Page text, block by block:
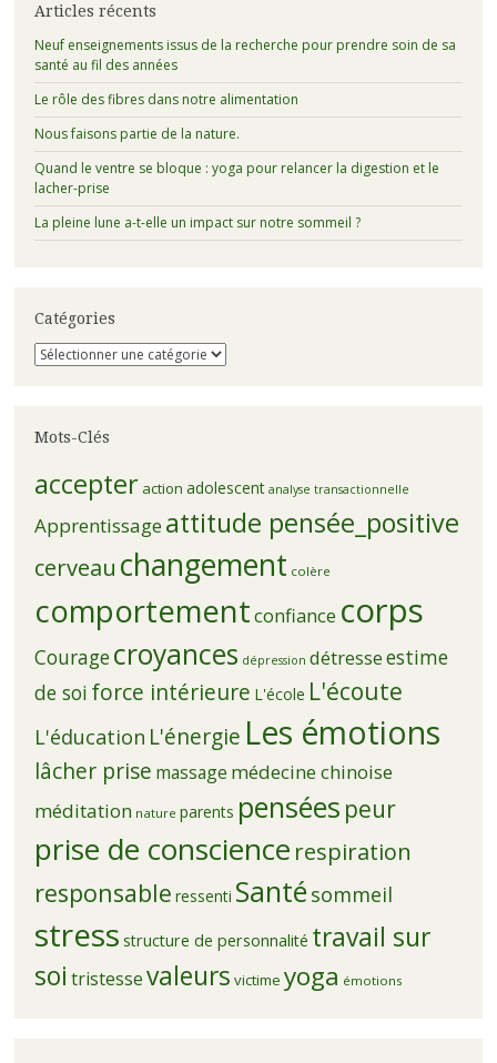
Articles récents
Neuf enseignements issus de la recherche pour prendre soin de sa
santé au fil des années
Le rôle des fibres dans notre alimentation
Nous faisons partie de la nature.
Quand le ventre se bloque : yoga pour relancer la digestion et le
lacher-prise
La pleine lune a-t-elle un impact sur notre sommeil ?
Catégories
Catégories
Mots-Clés
accepter action adolescent analyse transactionnelle
Apprentissage attitude pensée_positive
cerveau changement colère
comportementconfiance corps
Couragecroyances dépression détresseestime
de soi force intérieure L'école L'écoute
L'éducation L'énergie Les émotions
lâcher prise massage médecine chinoise
méditation nature parents pensées peur
prise de conscience respiration
responsable ressenti Santésommeil
stress structure de personnalité travail sur
soi tristessevaleurs victime yoga émotions